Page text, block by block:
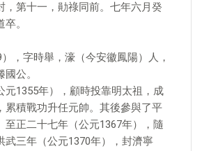
，第十一，勛祿同前。七年六月癸
。
，字時舉，濠（今安徽鳳陽）人，
公。
元1355年），顧時投靠明太祖，成
累積戰功升任元帥。其後參與了平
至正二十七年（公元1367年），隨
武三年（公元1370年），封濟寧